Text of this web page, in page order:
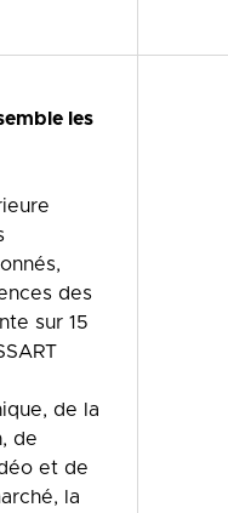
les
des
sur 15
de la
de
et de
la